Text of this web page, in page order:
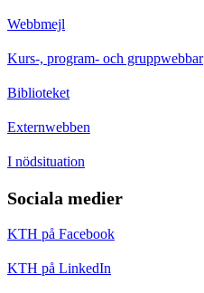
Webbmejl
Kurs-, program- och gruppwebbar
Biblioteket
Externwebben
I nödsituation
Sociala medier
KTH på Facebook
KTH på LinkedIn